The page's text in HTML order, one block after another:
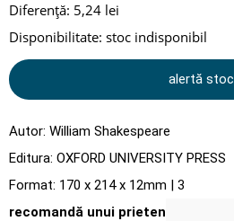
Diferență: 5,24 lei
Disponibilitate: stoc indisponibil
alertă stoc
Autor: William Shakespeare
Editura: OXFORD UNIVERSITY PRESS
Format: 170 x 214 x 12mm | 3
recomandă unui prieten